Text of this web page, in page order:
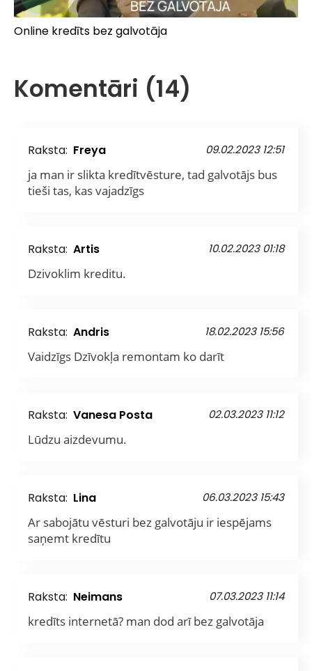
Online kredīts bez galvotāja
Komentāri (14)
Raksta: Freya 09.02.2023 12:51
ja man ir slikta kredītvēsture, tad galvotājs bus
tieši tas, kas vajadzīgs
Raksta: Artis 10.02.2023 01:18
Dzivoklim kreditu.
Raksta: Andris 18.02.2023 15:56
Vaidzīgs Dzīvokļa remontam ko darīt
Raksta: Vanesa Posta 02.03.2023 11:12
Lūdzu aizdevumu.
Raksta: Lina 06.03.2023 15:43
Ar sabojātu vēsturi bez galvotāju ir iespējams
saņemt kredītu
Raksta: Neimans 07.03.2023 11:14
kredīts internetā? man dod arī bez galvotāja